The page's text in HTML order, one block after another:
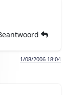
1/08/2006 18:04